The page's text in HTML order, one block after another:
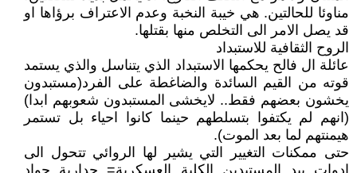
مناوئا للحالتين. هي خيبة النخبة وعدم الاعتراف برؤاها او
قد يصل الامر الى التخلص منها بقتلها.
الروح الثقافية للاستبداد
عائلة ال فالح يحكمها الاستبداد الذي يتناسل والذي يستمد
قوته من القيم السائدة والضاغطة على الفرد(مستبدون
يخشون بعضهم فقط.. لايخشى المستبدون شعوبهم ابدا)
(انهم لم يكتفوا بتسلطهم حينما كانوا احياء بل تستمر
هيمنتهم لما بعد الموت).
حتى ممكنات التغيير التي يشير لها الروائي تتحول الى